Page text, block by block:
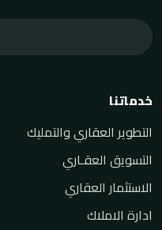
خدماتنا
التطوير العقاري والتمليك
التسويق العقـاري
الاستثمار العقاري
ادارة الاملاك